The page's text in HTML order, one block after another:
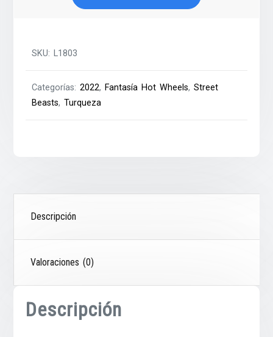
SKU: L1803
Categorías:2022, Fantasía Hot Wheels,Street
Beasts,Turqueza
Descripción
Valoraciones (0)
Descripción